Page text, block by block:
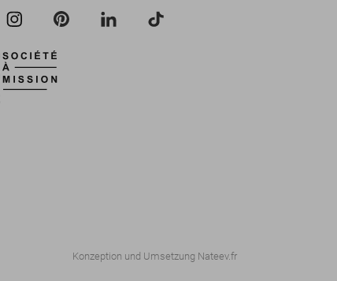
Konzeption und Umsetzung Nateev.fr